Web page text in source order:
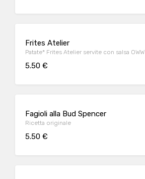
Frites Atelier
Patate* Frites Atelier servite con salsa OWW
5.50 €
Fagioli alla Bud Spencer
Ricetta originale
5.50 €